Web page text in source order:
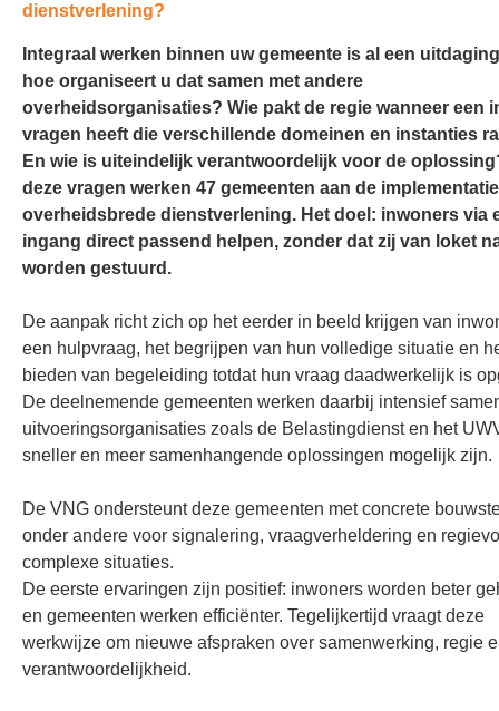
dienstverlening?
Integraal werken binnen uw gemeente is al een
hoe organiseert u dat samen met andere
overheidsorganisaties? Wie pakt de regie wanneer een
vragen heeft die verschillende domeinen en instanties
En wie is uiteindelijk verantwoordelijk voor de
deze vragen werken 47 gemeenten aan de
overheidsbrede dienstverlening. Het doel: inwoners via
ingang direct passend helpen, zonder dat zij van loket
worden gestuurd.
De aanpak richt zich op het eerder in beeld krijgen van
een hulpvraag, het begrijpen van hun volledige situatie en
bieden van begeleiding totdat hun vraag daadwerkelijk is
De deelnemende gemeenten werken daarbij intensief
uitvoeringsorganisaties zoals de Belastingdienst en het
sneller en meer samenhangende oplossingen mogelijk zijn.
De VNG ondersteunt deze gemeenten met concrete
onder andere voor signalering, vraagverheldering en
complexe situaties.
De eerste ervaringen zijn positief: inwoners worden beter
en gemeenten werken efficiënter. Tegelijkertijd vraagt deze
werkwijze om nieuwe afspraken over samenwerking, regie
verantwoordelijkheid.